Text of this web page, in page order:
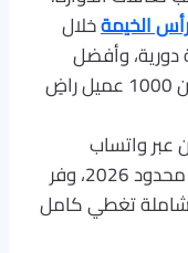
رأس الخيمةخلال
دورية، وأفضل
شركة فلاتر مياه رأس الخيمة بأكثر من 1000 عميل راضٍ
عبر واتساب
لفحص TDS مجاني + خصم 30-40% محدود 2026، وفر
شاملة تغطي كامل